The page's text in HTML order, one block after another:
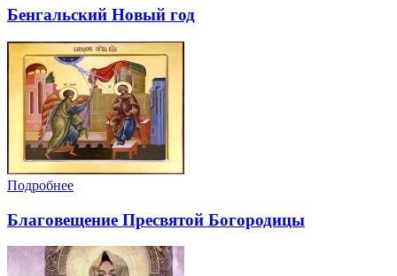
Бенгальский Новый год
Подробнее
Благовещение Пресвятой Богородицы